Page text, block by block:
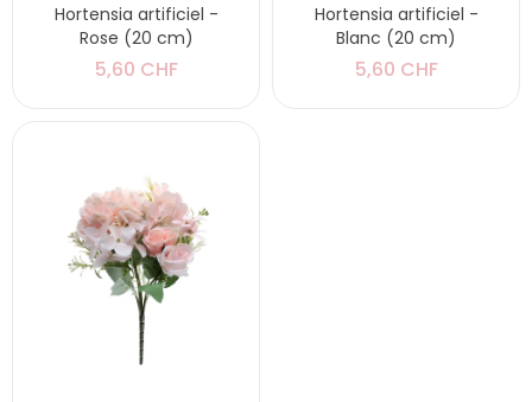
Hortensia artificiel -
Rose (20 cm)
5,60 CHF
Hortensia artificiel -
Blanc (20 cm)
5,60 CHF